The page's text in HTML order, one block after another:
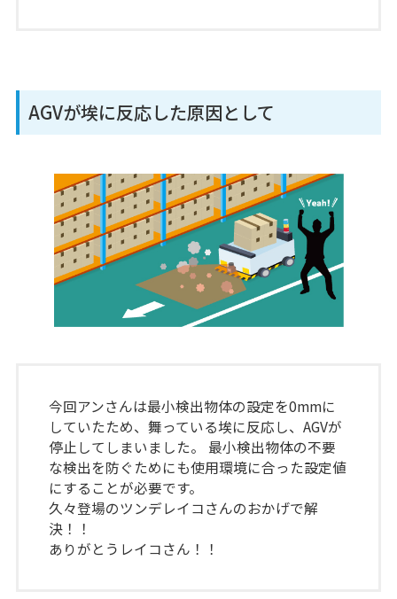
AGVが埃に反応した原因として
今回アンさんは最小検出物体の設定を0mmに
していたため、舞っている埃に反応し、AGVが
停止してしまいました。 最小検出物体の不要
な検出を防ぐためにも使用環境に合った設定値
にすることが必要です。
久々登場のツンデレイコさんのおかげで解
決！！
ありがとうレイコさん！！